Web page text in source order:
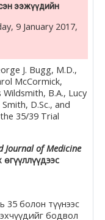
ээжүүдийн
9 January 2017,
J. Bugg, M.D.,
McCormick,
Wildsmith, B.A., Lucy
D.Sc., and
35/39 Trial
Journal of Medicine
35 болон түүнээс
бодвол